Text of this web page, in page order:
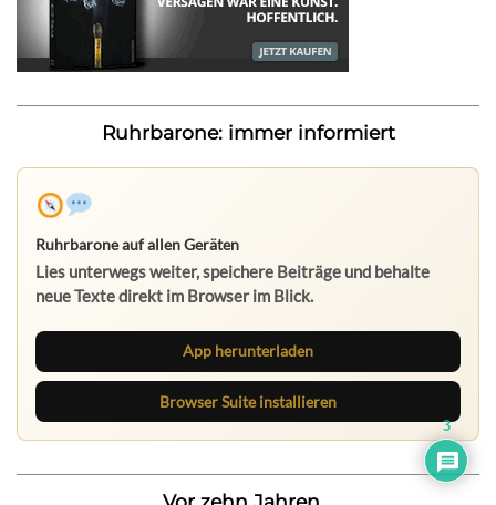
Ruhrbarone: immer informiert
Ruhrbarone auf allen Geräten
Lies unterwegs weiter, speichere Beiträge und behalte
neue Texte direkt im Browser im Blick.
App herunterladen
Browser Suite installieren
3